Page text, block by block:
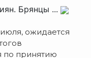
Брянцы ...
июля, ожидается
по принятию